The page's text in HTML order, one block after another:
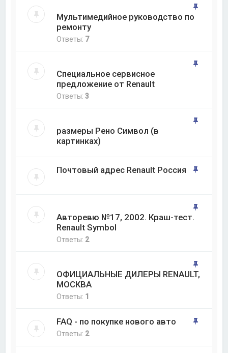
Мультимедийное руководство по
ремонту
Ответы: 7
Специальное сервисное
предложение от Renault
Ответы:3
размеры Рено Символ (в
картинках)
Почтовый адрес Renault Россия
Авторевю №17, 2002. Краш-тест.
Renault Symbol
Ответы: 2
ОФИЦИАЛЬНЫЕ ДИЛЕРЫ RENAULT,
МОСКВА
Ответы: 1
FAQ - по покупке нового авто
Ответы: 2